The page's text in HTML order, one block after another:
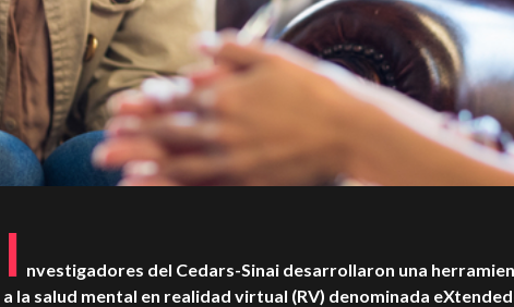
I nvestigadores del Cedars-Sinai desarrollaron una
a la salud mental en realidad virtual (RV) denominada